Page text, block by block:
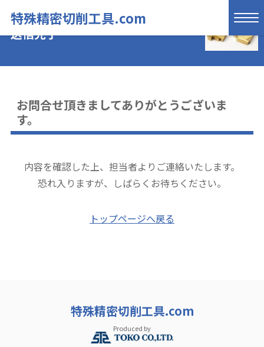
特殊精密切削工具.com
送信完了
お問合せ頂きましてありがとうございま
す。
内容を確認した上、担当者よりご連絡いたします。
恐れ入りますが、しばらくお待ちください。
トップページへ戻る
特殊精密切削工具.com
Produced by